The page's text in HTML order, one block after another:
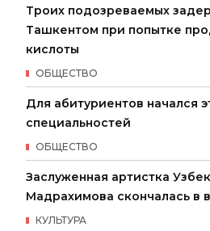
Троих подозреваемых
Ташкентом при попытке
кислоты
ОБЩЕСТВО
Для абитуриентов начался
специальностей
ОБЩЕСТВО
Заслуженная артистка
Мадрахимова скончалась в
КУЛЬТУРА